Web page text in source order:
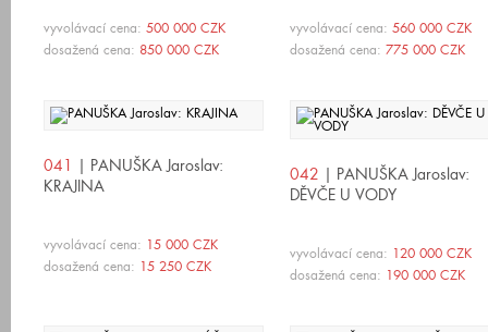
vyvolávací cena: 500 000 CZK
dosažená cena: 850 000 CZK
vyvolávací cena: 560 000 CZK
dosažená cena: 775 000 CZK
041 | PANUŠKA Jaroslav:
KRAJINA
vyvolávací cena: 15 000 CZK
dosažená cena: 15 250 CZK
042 | PANUŠKA Jaroslav:
DĚVČE U VODY
vyvolávací cena: 120 000 CZK
dosažená cena: 190 000 CZK